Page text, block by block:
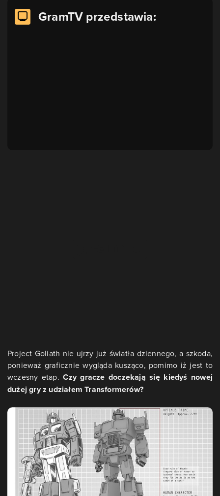
GramTV przedstawia:
Project Goliath nie ujrzy już światła dziennego, a szkoda,
ponieważ graficznie wygląda kusząco, pomimo iż jest to
wczesny etap.Czy gracze doczekają się kiedyś nowej
dużej gry z udziałem Transformerów?